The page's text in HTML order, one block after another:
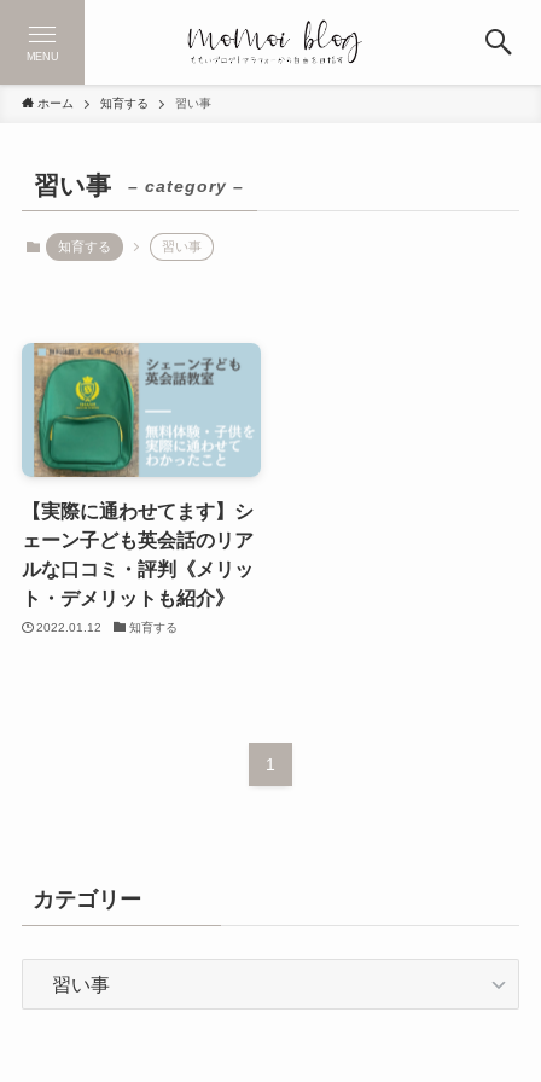
MENU
ホーム 知育する 習い事
習い事 – category –
知育する 習い事
【実際に通わせてます】シ
ェーン子ども英会話のリア
ルな口コミ・評判《メリッ
ト・デメリットも紹介》
2022.01.12 知育する
1
カテゴリー